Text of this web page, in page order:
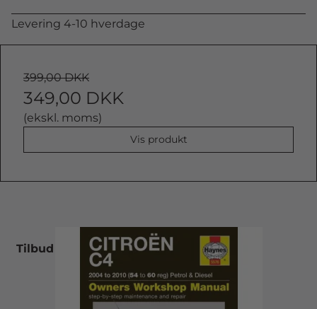
Levering 4-10 hverdage
399,00 DKK
349,00 DKK
(ekskl. moms)
Vis produkt
Tilbud